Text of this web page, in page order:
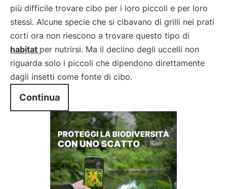
più difficile trovare cibo per i loro piccoli e per loro
stessi. Alcune specie che si cibavano di grilli nei prati
corti ora non riescono a trovare questo tipo di
habitat per nutrirsi. Ma il declino degli uccelli non
riguarda solo i piccoli che dipendono direttamente
dagli insetti come fonte di cibo.
Continua